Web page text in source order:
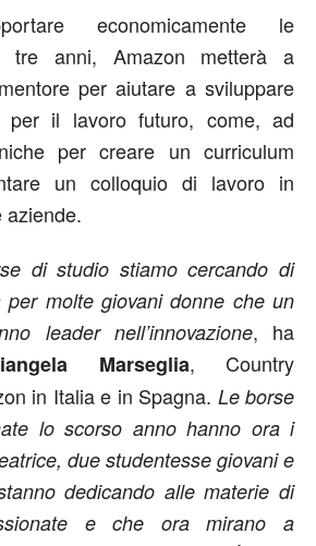
economicamente le
tre anni, Amazon metterà a
per aiutare a sviluppare
per il lavoro futuro, come, ad
per creare un curriculum
un colloquio di lavoro in
aziende.
di studio stiamo cercando di
molte giovani donne che un
leader nell’innovazione, ha
Marseglia, Country
in Italia e in Spagna. Le borse
lo scorso anno hanno ora i
due studentesse giovani e
dedicando alle materie di
e che ora mirano a